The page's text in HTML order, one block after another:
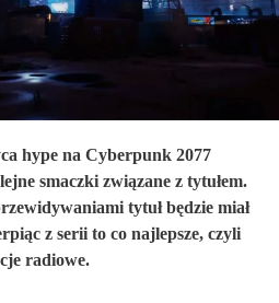
hype na Cyberpunk 2077
smaczki związane z tytułem.
tytuł będzie miał
z serii to co najlepsze, czyli
radiowe.